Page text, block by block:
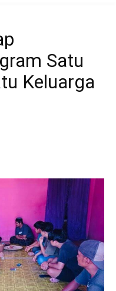
Satu
Keluarga